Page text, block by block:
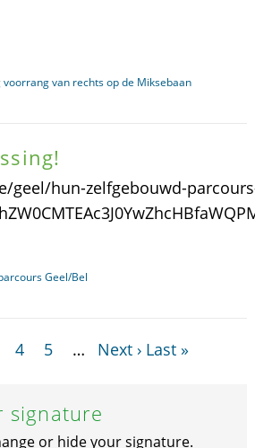
voorrang van rechts op de Miksebaan
geel/hun-zelfgebouwd-
Geel/Bel
4 5 … Next › Last »
signature
or hide your signature.